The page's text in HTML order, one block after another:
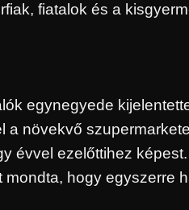
fiatalok és a
egynegyede
a növekvő
évvel ezelőttihez
hogy egyszerre